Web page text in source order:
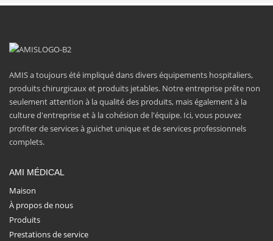
AMIS a toujours été impliqué dans divers équipements hospitaliers,
produits chirurgicaux et produits jetables. Notre entreprise prête non
seulement attention à la qualité des produits, mais également à la
culture d'entreprise et à la cohésion de l'équipe. Ici, vous pouvez
profiter de services à guichet unique et de services professionnels
complets.
AMI MÉDICAL
Maison
À propos de nous
Produits
Prestations de service